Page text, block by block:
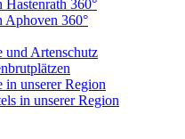
Hastenrath 360°
Aphoven 360°
und Artenschutz
in unserer Region
in unserer Region